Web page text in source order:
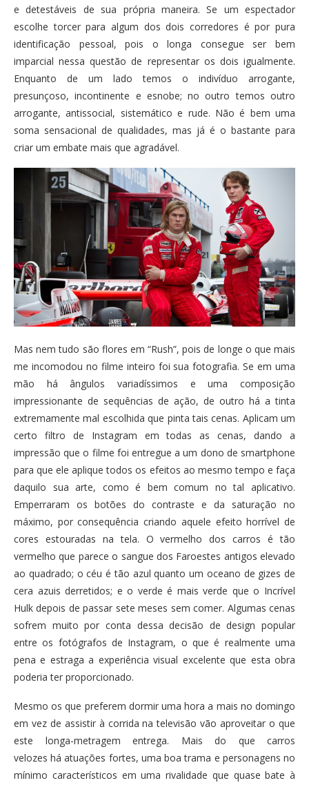
e detestáveis de sua própria maneira. Se um espectador
escolhe torcer para algum dos dois corredores é por pura
identificação pessoal, pois o longa consegue ser bem
imparcial nessa questão de representar os dois igualmente.
Enquanto de um lado temos o indivíduo arrogante,
presunçoso, incontinente e esnobe; no outro temos outro
arrogante, antissocial, sistemático e rude. Não é bem uma
soma sensacional de qualidades, mas já é o bastante para
criar um embate mais que agradável.
Mas nem tudo são flores em “Rush”, pois de longe o que mais
me incomodou no filme inteiro foi sua fotografia. Se em uma
mão há ângulos variadíssimos e uma composição
impressionante de sequências de ação, de outro há a tinta
extremamente mal escolhida que pinta tais cenas. Aplicam um
certo filtro de Instagram em todas as cenas, dando a
impressão que o filme foi entregue a um dono de smartphone
para que ele aplique todos os efeitos ao mesmo tempo e faça
daquilo sua arte, como é bem comum no tal aplicativo.
Emperraram os botões do contraste e da saturação no
máximo, por consequência criando aquele efeito horrível de
cores estouradas na tela. O vermelho dos carros é tão
vermelho que parece o sangue dos Faroestes antigos elevado
ao quadrado; o céu é tão azul quanto um oceano de gizes de
cera azuis derretidos; e o verde é mais verde que o Incrível
Hulk depois de passar sete meses sem comer. Algumas cenas
sofrem muito por conta dessa decisão de design popular
entre os fotógrafos de Instagram, o que é realmente uma
pena e estraga a experiência visual excelente que esta obra
poderia ter proporcionado.
Mesmo os que preferem dormir uma hora a mais no domingo
em vez de assistir à corrida na televisão vão aproveitar o que
este longa-metragem entrega. Mais do que carros
velozes há atuações fortes, uma boa trama e personagens no
mínimo característicos em uma rivalidade que quase bate à